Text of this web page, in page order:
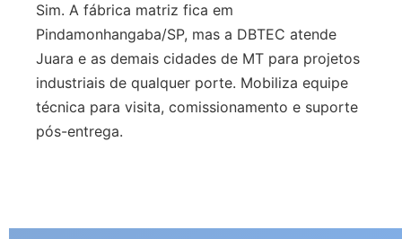
Sim. A fábrica matriz fica em
Pindamonhangaba/SP, mas a DBTEC atende
Juara e as demais cidades de MT para projetos
industriais de qualquer porte. Mobiliza equipe
técnica para visita, comissionamento e suporte
pós-entrega.